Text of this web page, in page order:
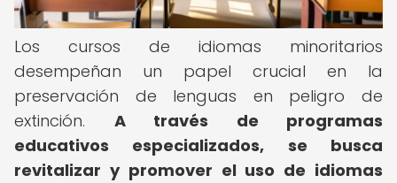
Los cursos de idiomas minoritarios
desempeñan un papel crucial en la
preservación de lenguas en peligro de
extinción. A través de programas
educativos especializados, se busca
revitalizar y promover el uso de idiomas